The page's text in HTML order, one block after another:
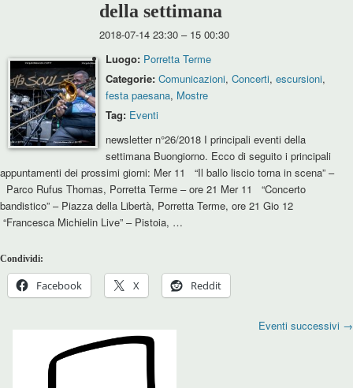
della settimana
2018-07-14 23:30 – 15 00:30
Luogo: Porretta Terme
Categorie: Comunicazioni, Concerti, escursioni,
festa paesana, Mostre
Tag: Eventi
newsletter n°26/2018 I principali eventi della
settimana Buongiorno. Ecco di seguito i principali
appuntamenti dei prossimi giorni: Mer 11 “Il ballo liscio torna in scena” –
Parco Rufus Thomas, Porretta Terme – ore 21 Mer 11 “Concerto
bandistico” – Piazza della Libertà, Porretta Terme, ore 21 Gio 12
“Francesca Michielin Live” – Pistoia, …
Condividi:
Facebook X Reddit
Eventi successivi →